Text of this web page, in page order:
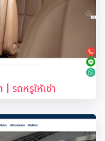
รถหรูให้เช่า